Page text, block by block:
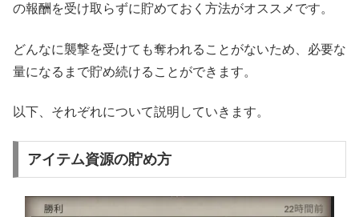
の報酬を受け取らずに貯めておく方法がオススメです。
どんなに襲撃を受けても奪われることがないため、必要な
量になるまで貯め続けることができます。
以下、それぞれについて説明していきます。
アイテム資源の貯め方